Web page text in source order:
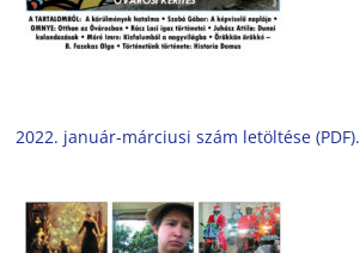
2022. január-márciusi szám letöltése (PDF).